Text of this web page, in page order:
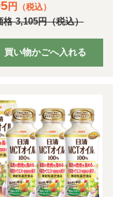
円 （税込）
格3,105円（税込）
買い物かごへ入れる